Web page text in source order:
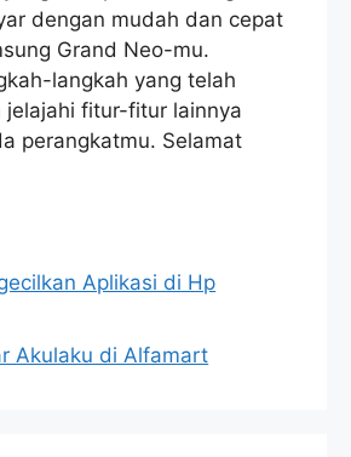
dengan mudah dan cepat
Grand Neo-mu.
langkah yang telah
jelajahi fitur-fitur lainnya
perangkatmu. Selamat
Aplikasi di Hp
Akulaku di Alfamart